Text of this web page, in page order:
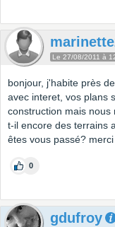
Le 27/08/2011 à
bonjour, j'habite près
avec interet, vos plans
construction mais
t-il encore des terrains
êtes vous passé?
0
gdufroy